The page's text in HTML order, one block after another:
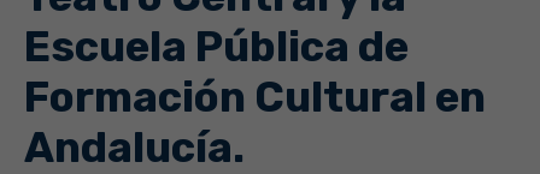
Escuela Pública de
Formación Cultural en
Andalucía.